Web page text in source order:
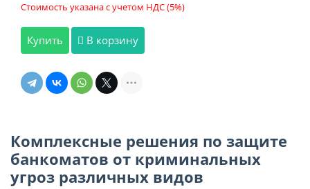
Стоимость указана с учетом НДС (5%)
Купить В корзину
Комплексные решения по защите
банкоматов от криминальных
угроз различных видов